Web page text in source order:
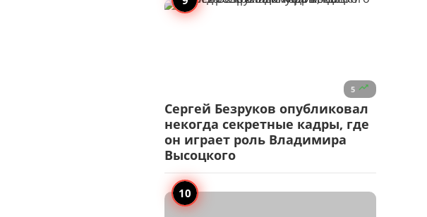
5 
Сергей Безруков опубликовал
некогда секретные кадры, где
он играет роль Владимира
Высоцкого